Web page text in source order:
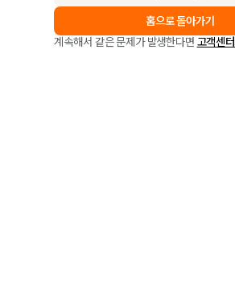
홈으로 돌아가기
계속해서 같은 문제가 발생한다면 고객센터